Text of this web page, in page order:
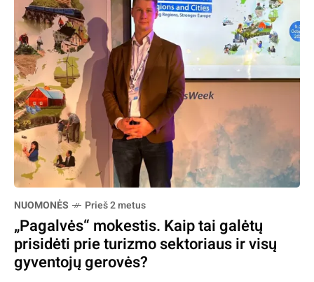
NUOMONĖS Prieš 2 metus
„Pagalvės“ mokestis. Kaip tai galėtų
prisidėti prie turizmo sektoriaus ir visų
gyventojų gerovės?